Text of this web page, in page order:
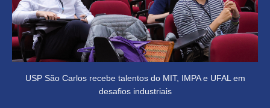
USP São Carlos recebe talentos do MIT, IMPA e UFAL em
desafios industriais